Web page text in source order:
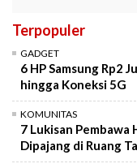
Terpopuler
GADGET
6 HP Samsung Rp2
hingga Koneksi 5G
KOMUNITAS
7 Lukisan
Dipajang di Ruang